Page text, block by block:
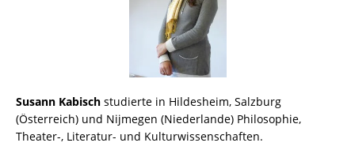
Susann Kabisch studierte in Hildesheim, Salzburg
(Österreich) und Nijmegen (Niederlande) Philosophie,
Theater-, Literatur- und Kulturwissenschaften.